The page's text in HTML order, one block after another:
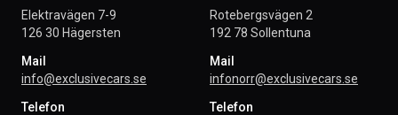
Elektravägen 7-9
126 30 Hägersten
Mail
info@exclusivecars.se
Telefon
Rotebergsvägen 2
192 78 Sollentuna
Mail
infonorr@exclusivecars.se
Telefon